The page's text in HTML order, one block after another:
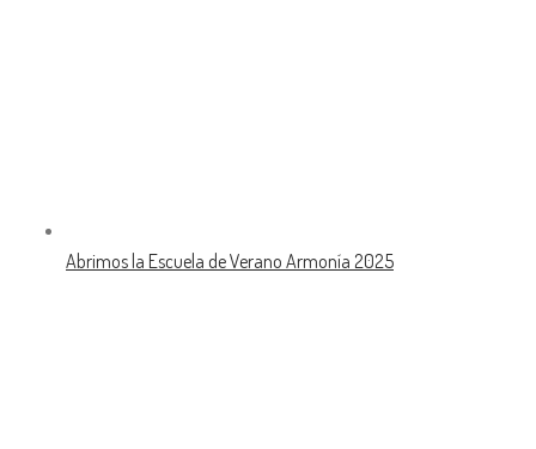
Abrimos la Escuela de Verano Armonía 2025